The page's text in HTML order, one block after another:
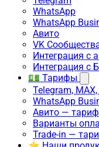
WhatsApp
WhatsApp
Авито
VK
Интеграция с
Интеграция с
💵 Тарифы
Telegram,
WhatsApp
Авито —
Варианты
Trade-in —